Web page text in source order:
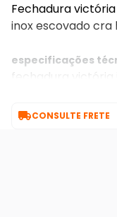
Fechadura
inox escovado cra
especificações
fechadura victória
CONSULTE FRETE